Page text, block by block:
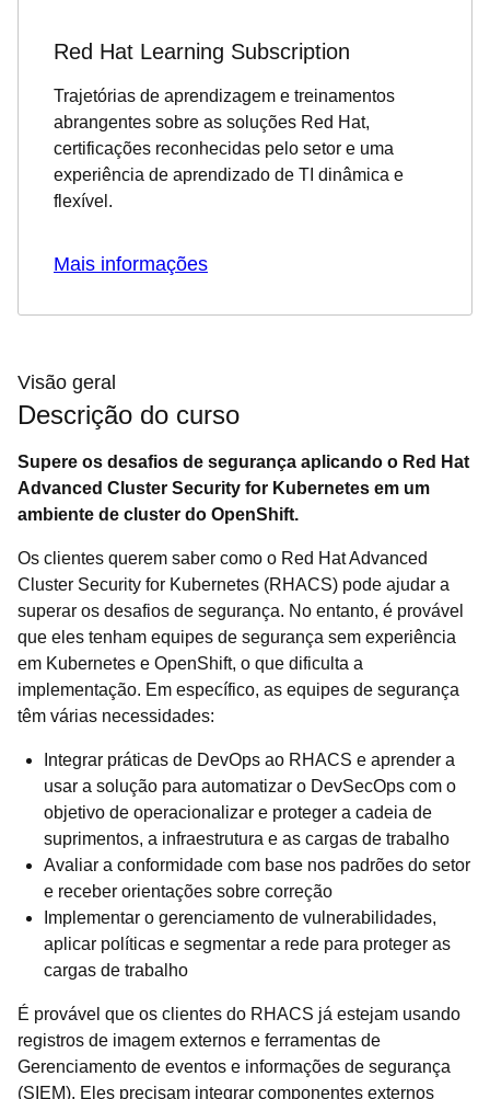
Visão geral
Descrição do curso
Supere os desafios de segurança aplicando o Red Hat
Advanced Cluster Security for Kubernetes em um
ambiente de cluster do OpenShift.
Os clientes querem saber como o Red Hat Advanced
Cluster Security for Kubernetes (RHACS) pode ajudar a
superar os desafios de segurança. No entanto, é provável
que eles tenham equipes de segurança sem experiência
em Kubernetes e OpenShift, o que dificulta a
implementação. Em específico, as equipes de segurança
têm várias necessidades:
Integrar práticas de DevOps ao RHACS e aprender a
usar a solução para automatizar o DevSecOps com o
objetivo de operacionalizar e proteger a cadeia de
suprimentos, a infraestrutura e as cargas de trabalho
Avaliar a conformidade com base nos padrões do setor
e receber orientações sobre correção
Implementar o gerenciamento de vulnerabilidades,
aplicar políticas e segmentar a rede para proteger as
cargas de trabalho
É provável que os clientes do RHACS já estejam usando
registros de imagem externos e ferramentas de
Gerenciamento de eventos e informações de segurança
(SIEM). Eles precisam integrar componentes externos
Red Hat Learning Subscription
Trajetórias de aprendizagem e treinamentos
abrangentes sobre as soluções Red Hat,
certificações reconhecidas pelo setor e uma
experiência de aprendizado de TI dinâmica e
flexível.
Mais informações